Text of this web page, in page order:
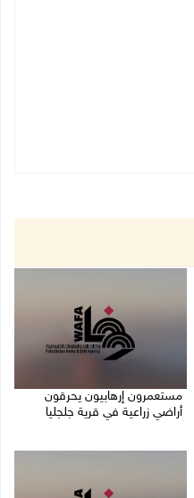
مستعمرون إرهابيون يحرقون
أراضي زراعية في قرية جلجليا